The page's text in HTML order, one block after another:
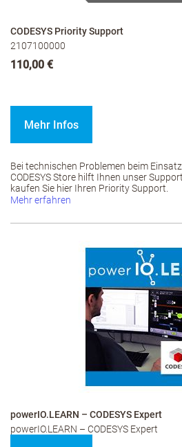
CODESYS Priority Support
2107100000
110,00 €
Mehr Infos
Bei technischen Problemen beim
CODESYS Store hilft Ihnen unser
kaufen Sie hier Ihren Priority Support.
Mehr erfahren
powerIO.LEARN – CODESYS Expert
powerIO.LEARN – CODESYS Expert